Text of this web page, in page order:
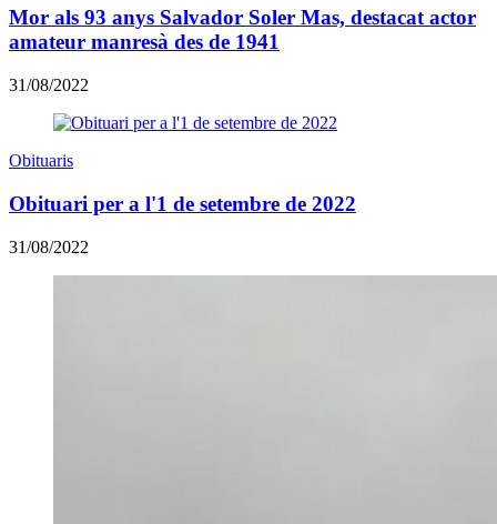
Mor als 93 anys Salvador Soler Mas, destacat actor
amateur manresà des de 1941
31/08/2022
Obituaris
Obituari per a l'1 de setembre de 2022
31/08/2022